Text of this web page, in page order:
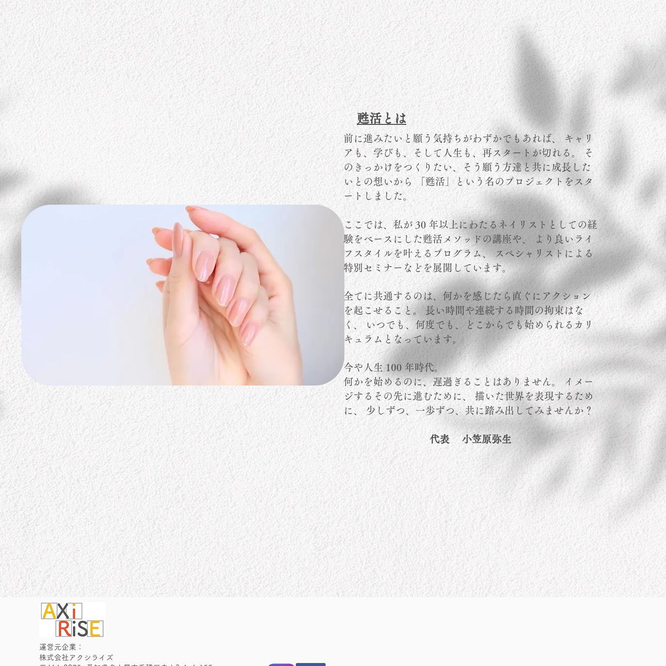
​甦活とは
前に進みたいと願う気持ちがわずかでもあれば、 キャリ
アも、学びも、そして人生も、再スタートが切れる。 そ
のきっかけをつくりたい、そう願う方達と共に成長した
いとの想いから 「甦活」という名のプロジェクトをスタ
ートしました。
ここでは、私が 30 年以上にわたるネイリストとしての経
験をベースにした甦活メソッドの講座や、 より良いライ
フスタイルを叶えるプログラム、 スペシャリストによる
特別セミナーなどを展開しています。
全てに共通するのは、何かを感じたら直ぐにアクション
を起こせること。 長い時間や連続する時間の拘束はな
く、 いつでも、何度でも、どこからでも始められるカリ
キュラムとなっています。
今や人生 100 年時代。
何かを始めるのに、遅過ぎることはありません。 イメー
ジするその先に進むために、 描いた世界を表現するため
に、 少しずつ、一歩ずつ、共に踏み出してみませんか？
代表 小笠原弥生
​運営元企業：
株式会社アクシライズ